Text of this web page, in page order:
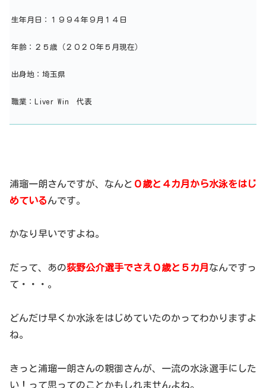
生年月日：１９９４年９月１４日
年齢：２５歳（２０２０年５月現在）
出身地：埼玉県
職業：Liver Win 代表
浦瑠一朗さんですが、なんと ０歳と４カ月から水泳をはじ
めているんです。
かなり早いですよね。
だって、あの荻野公介選手でさえ０歳と５カ月 なんですっ
て・・・。
どんだけ早くか水泳をはじめていたのかってわかりますよ
ね。
きっと浦瑠一朗さんの親御さんが、一流の水泳選手にした
い！って思ってのことかもしれませんよね。